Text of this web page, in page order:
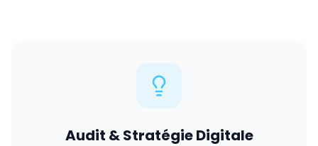
Audit & Stratégie Digitale